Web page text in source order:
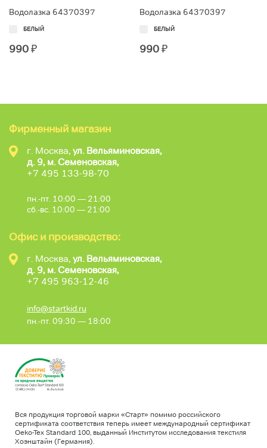
Водолазка 64370397
БЕЛЫЙ
990₽
Водолазка 64370397
БЕЛЫЙ
990₽
Фирменный магазин
г. Москва, ул. Вельяминовская,
д. 9, м. Семеновская,
+7 495 133-98-70
пн.-пт. 10:00 — 21:00
сб.-вс. 10:00 — 21:00
Офис и производство:
г. Москва, ул. Вельяминовская,
д. 9, м. Семеновская,
+7 495 963-12-46
info@startkid.ru
пн.-пт. 09:30 — 18:00
Вся продукция торговой марки «Старт» помимо российского
сертификата соответствия теперь имеет международный сертификат
Oeko-Tex Standard 100, выданный Институтом исследования текстиля
Хоэнштайн (Германия).